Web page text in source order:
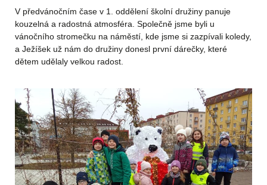
V předvánočním čase v 1. oddělení školní družiny panuje
kouzelná a radostná atmosféra. Společně jsme byli u
vánočního stromečku na náměstí, kde jsme si zazpívali koledy,
a Ježíšek už nám do družiny donesl první dárečky, které
dětem udělaly velkou radost.